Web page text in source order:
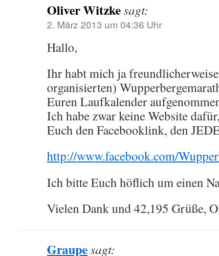
Oliver Witzkesagt:
2. März 2013 um 04:36 Uhr
Hallo,
Ihr habt mich ja
organisierten)
Euren Laufkalender
Ich habe zwar keine Website
Euch den Facebooklink, den
http://www.facebook.com/
Ich bitte Euch höflich um einen
Vielen Dank und 42,195 Grüße,
Graupesagt: